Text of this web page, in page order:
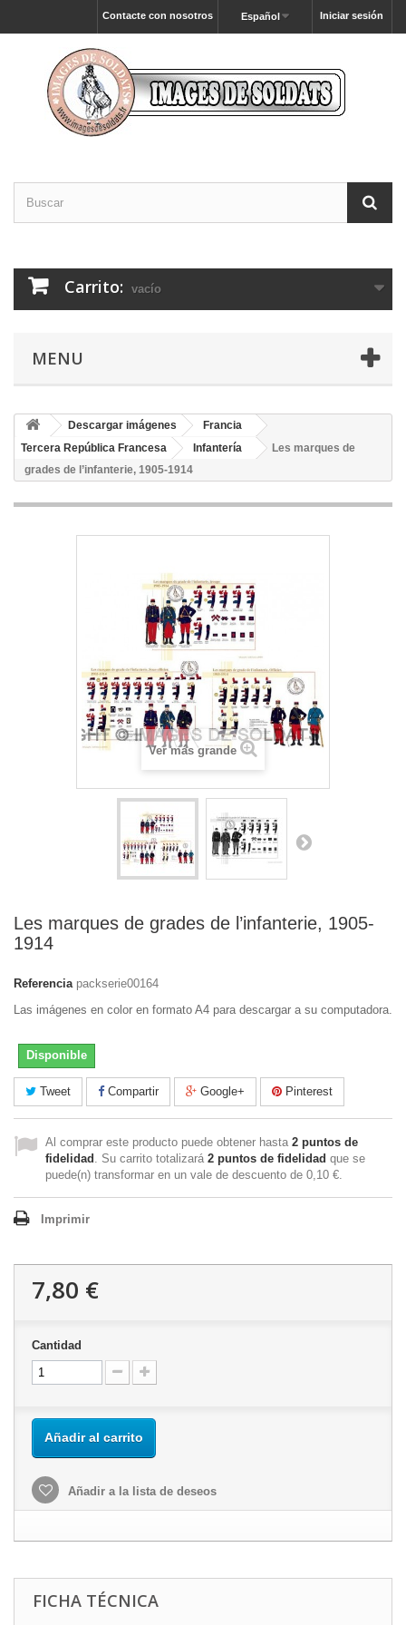
Iniciar sesión
Español
Contacte con nosotros
Carrito: vacío
MENU
Descargar imágenes
Francia
Tercera República Francesa
Infantería
Les marques de
grades de l’infanterie, 1905-1914
Ver más grande
Les marques de grades de l’infanterie, 1905-
1914
Referencia packserie00164
Las imágenes en color en formato A4 para descargar a su computadora.
Disponible
Tweet Compartir Google+ Pinterest
Al comprar este producto puede obtener hasta 2 puntos de
fidelidad . Su carrito totalizará 2 puntos de fidelidad que se
puede(n) transformar en un vale de descuento de 0,10 €.
Imprimir
7,80 €
Cantidad
Añadir al carrito
Añadir a la lista de deseos
FICHA TÉCNICA